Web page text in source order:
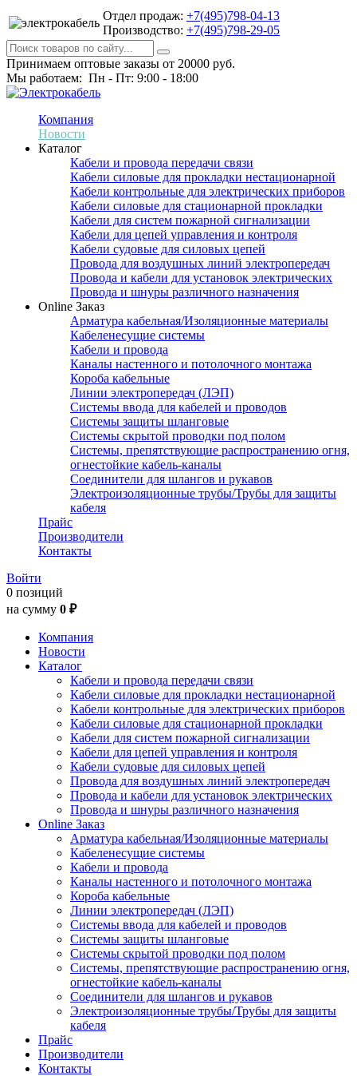
Отдел продаж: +7(495)798-04-13
Производство: +7(495)798-29-05
Принимаем оптовые заказы от 20000 руб.
Мы работаем: Пн - Пт: 9:00 - 18:00
Компания
Новости
Каталог
Кабели и провода передачи связи
Кабели силовые для прокладки нестационарной
Кабели контрольные для электрических приборов
Кабели силовые для стационарной прокладки
Кабели для систем пожарной сигнализации
Кабели для цепей управления и контроля
Кабели судовые для силовых цепей
Провода для воздушных линий электропередач
Провода и кабели для установок электрических
Провода и шнуры различного назначения
Online Заказ
Арматура кабельная/Изоляционные материалы
Кабеленесущие системы
Кабели и провода
Каналы настенного и потолочного монтажа
Короба кабельные
Линии электропередач (ЛЭП)
Системы ввода для кабелей и проводов
Системы защиты шланговые
Системы скрытой проводки под полом
Системы, препятствующие распространению огня,
огнестойкие кабель-каналы
Соединители для шлангов и рукавов
Электроизоляционные трубы/Трубы для защиты
кабеля
Прайс
Производители
Контакты
Войти
0 позиций
на сумму 0 ₽
Компания
Новости
Каталог
Кабели и провода передачи связи
Кабели силовые для прокладки нестационарной
Кабели контрольные для электрических приборов
Кабели силовые для стационарной прокладки
Кабели для систем пожарной сигнализации
Кабели для цепей управления и контроля
Кабели судовые для силовых цепей
Провода для воздушных линий электропередач
Провода и кабели для установок электрических
Провода и шнуры различного назначения
Online Заказ
Арматура кабельная/Изоляционные материалы
Кабеленесущие системы
Кабели и провода
Каналы настенного и потолочного монтажа
Короба кабельные
Линии электропередач (ЛЭП)
Системы ввода для кабелей и проводов
Системы защиты шланговые
Системы скрытой проводки под полом
Системы, препятствующие распространению огня,
огнестойкие кабель-каналы
Соединители для шлангов и рукавов
Электроизоляционные трубы/Трубы для защиты
кабеля
Прайс
Производители
Контакты